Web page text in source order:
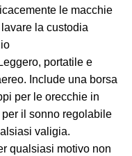
le macchie
la custodia
portatile e
Include una borsa
per le orecchie in
il sonno regolabile
valigia.
qualsiasi motivo non